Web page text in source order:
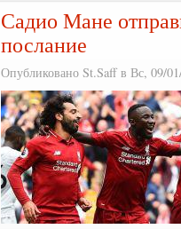
Садио Мане
послание
Опубликовано St.Saff в Вс, 09/